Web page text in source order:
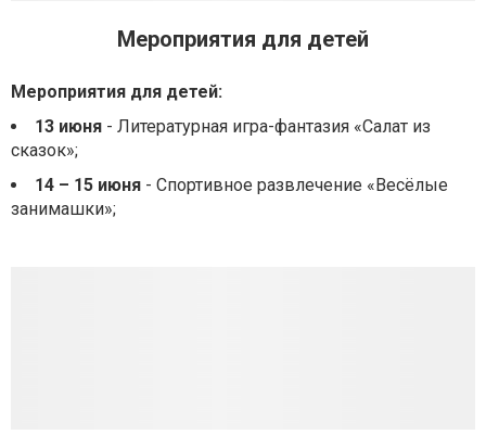
Мероприятия для детей
Мероприятия для детей:
13 июня - Литературная игра-фантазия «Салат из
сказок»;
14 – 15 июня - Спортивное развлечение «Весёлые
занимашки»;